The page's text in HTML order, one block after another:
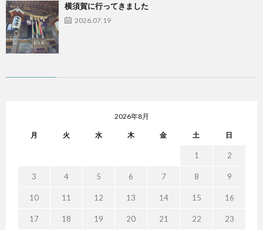
横須賀に行ってきました
2026.07.19
2026年8月
月 火 水 木 金 土 日
1 2
3 4 5 6 7 8 9
10 11 12 13 14 15 16
17 18 19 20 21 22 23